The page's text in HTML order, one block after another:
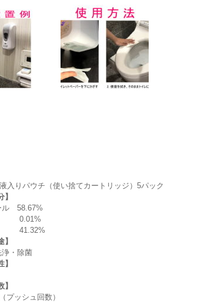
入りパウチ（使い捨てカートリッジ）5パック
】
ル 58.67%
0.01%
41.32%
】
・除菌
】
】
プッシュ回数）